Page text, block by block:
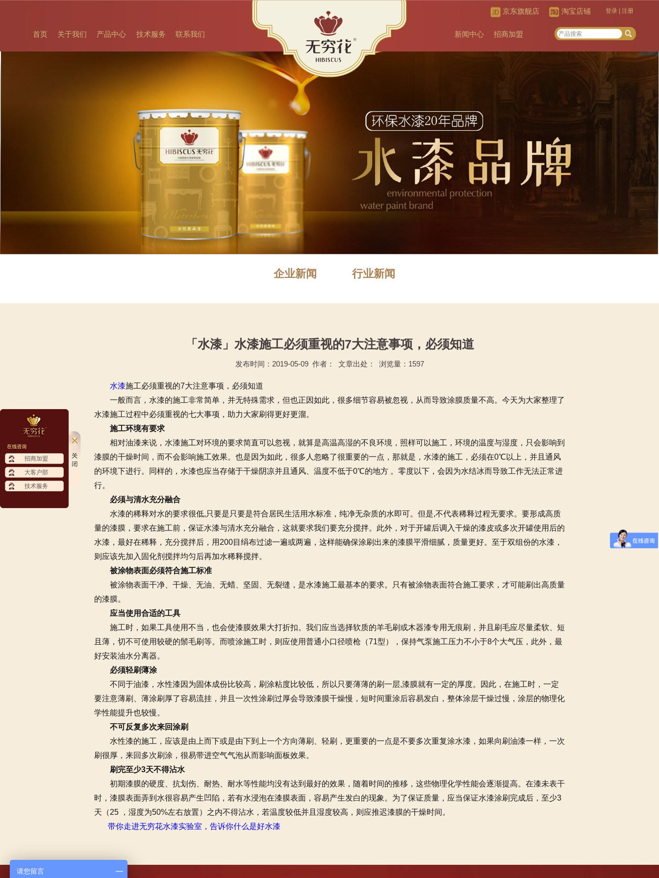
登录 注册
淘宝店铺
京东旗舰店
联系我们
技术服务
产品中心
关于我们
首页 招商加盟
新闻中心
企业新闻 行业新闻
「水漆」水漆施工必须重视的7大注意事项，必须知道
发布时间：2019-05-09 作者： 文章出处： 浏览量：1597
水漆施工必须重视的7大注意事项，必须知道
一般而言，水漆的施工非常简单，并无特殊需求，但也正因如此，很多细节容易被忽视，从而导致涂膜质量不高。今天为大家整理了
水漆施工过程中必须重视的七大事项，助力大家刷得更好更溜。
施工环境有要求
相对油漆来说，水漆施工对环境的要求简直可以忽视，就算是高温高湿的不良环境，照样可以施工，环境的温度与湿度，只会影响到
漆膜的干燥时间，而不会影响施工效果。也是因为如此，很多人忽略了很重要的一点，那就是，水漆的施工，必须在0℃以上，并且通风
的环境下进行。同样的，水漆也应当存储于干燥阴凉并且通风、温度不低于0℃的地方 。零度以下，会因为水结冰而导致工作无法正常进
行。
必须与清水充分融合
水漆的稀释对水的要求很低,只要是只要是符合居民生活用水标准，纯净无杂质的水即可。但是,不代表稀释过程无要求。要形成高质
量的漆膜，要求在施工前，保证水漆与清水充分融合，这就要求我们要充分搅拌。此外，对于开罐后调入干燥的漆皮或多次开罐使用后的
水漆，最好在稀释，充分搅拌后，用200目绢布过滤一遍或两遍，这样能确保涂刷出来的漆膜平滑细腻，质量更好。至于双组份的水漆，
则应该先加入固化剂搅拌均匀后再加水稀释搅拌。
被涂物表面必须符合施工标准
被涂物表面干净、干燥、无油、无蜡、坚固、无裂缝，是水漆施工最基本的要求。只有被涂物表面符合施工要求，才可能刷出高质量
的漆膜。
应当使用合适的工具
施工时，如果工具使用不当，也会使漆膜效果大打折扣。我们应当选择软质的羊毛刷或木器漆专用无痕刷，并且刷毛应尽量柔软、短
且薄，切不可使用较硬的鬃毛刷等。而喷涂施工时，则应使用普通小口径喷枪（71型），保持气泵施工压力不小于8个大气压，此外，最
好安装油水分离器。
必须轻刷薄涂
不同于油漆，水性漆因为固体成份比较高，刷涂粘度比较低，所以只要薄薄的刷一层,漆膜就有一定的厚度。因此，在施工时，一定
要注意薄刷、薄涂刷厚了容易流挂，并且一次性涂刷过厚会导致漆膜干燥慢，短时间重涂后容易发白，整体涂层干燥过慢，涂层的物理化
学性能提升也较慢。
不可反复多次来回涂刷
水性漆的施工，应该是由上而下或是由下到上一个方向薄刷、轻刷，更重要的一点是不要多次重复涂水漆，如果向刷油漆一样，一次
刷很厚，来回多次刷涂，很易带进空气气泡从而影响面板效果。
刷完至少3天不得沾水
初期漆膜的硬度、抗划伤、耐热、耐水等性能均没有达到最好的效果，随着时间的推移，这些物理化学性能会逐渐提高。在漆未表干
时，漆膜表面弄到水很容易产生凹陷，若有水浸泡在漆膜表面，容易产生发白的现象。为了保证质量，应当保证水漆涂刷完成后，至少3
天（25 ，湿度为50%左右放置）之内不得沾水，若温度较低并且湿度较高，则应推迟漆膜的干燥时间。
带你走进无穷花水漆实验室，告诉你什么是好水漆
招商加盟
大客户部
技术服务
请您留言